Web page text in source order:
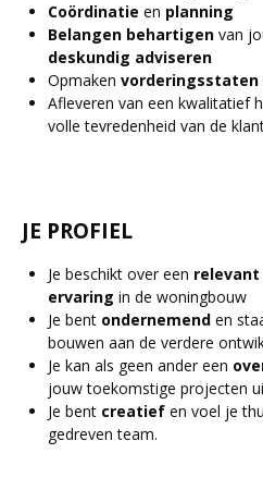
Coördinatie en planning
Belangen behartigen van
deskundig adviseren
Opmaken vorderingsstaten
Afleveren van een kwalitatief
volle tevredenheid van de
JE PROFIEL
Je beschikt over een relevant
ervaring in de woningbouw
Je bent ondernemend en
bouwen aan de verdere
Je kan als geen ander een
jouw toekomstige projecten
Je bent creatief en voel je
gedreven team.